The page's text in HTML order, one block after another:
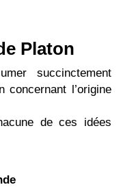
Platon
succinctement
concernant l’origine
de ces idées